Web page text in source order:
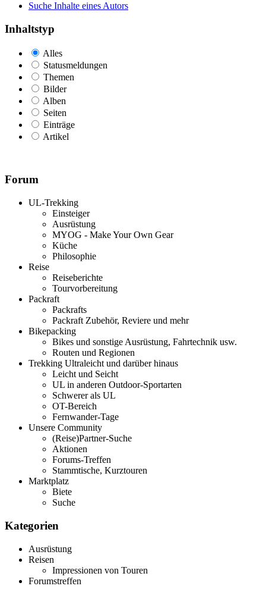
Suche Inhalte eines Autors
Inhaltstyp
Alles
Statusmeldungen
Themen
Bilder
Alben
Seiten
Einträge
Artikel
Forum
UL-Trekking
Einsteiger
Ausrüstung
MYOG - Make Your Own Gear
Küche
Philosophie
Reise
Reiseberichte
Tourvorbereitung
Packraft
Packrafts
Packraft Zubehör, Reviere und mehr
Bikepacking
Bikes und sonstige Ausrüstung, Fahrtechnik usw.
Routen und Regionen
Trekking Ultraleicht und darüber hinaus
Leicht und Seicht
UL in anderen Outdoor-Sportarten
Schwerer als UL
OT-Bereich
Fernwander-Tage
Unsere Community
(Reise)Partner-Suche
Aktionen
Forums-Treffen
Stammtische, Kurztouren
Marktplatz
Biete
Suche
Kategorien
Ausrüstung
Reisen
Impressionen von Touren
Forumstreffen